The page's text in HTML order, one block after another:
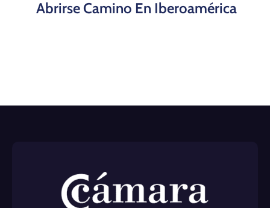
Abrirse Camino En Iberoamérica